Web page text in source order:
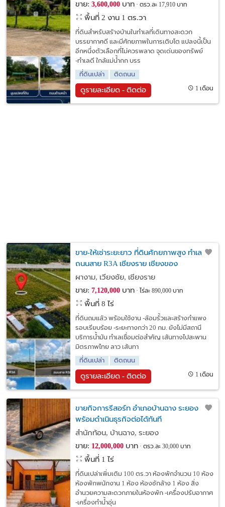
ขาย: 3,600,000บาท ตรว.ละ 17,910 บาท
พื้นที่ 2 งาน 1 ตร.วา
ที่ดินสำหรับสร้างบ้านในทำเลที่เดินทางสะดวก
บรรยากาศดี และมีศักยภาพในการเติบโต แปลงนี้เป็น
อีกหนึ่งตัวเลือกที่ไม่ควรพลาด จุดเด่นของทรัพย์
-ทำเลดี ใกล้แม่น้ำกก บรร
ที่ดินเปล่า
ติดถนน
ดูรายละเอียด - ติดต่อ 1 เดือน
ขาย-ให้เช่าระยะยาว ที่ดินศักยภาพสูง ทำเลติด
ถนนสาย R3A เชียงราย เชียงของ
ผางาม, เวียงชัย, เชียงราย
ขาย: 7,120,000บาท ไร่ละ 890,000 บาท
พื้นที่ 8 ไร่
ที่ดินถมแล้ว พร้อมใช้งาน -ล้อมรั้วและสร้างกำแพง
รอบเรียบร้อย -ระยะทางกว่า 20 กม. ยังไม่มีสถานี
บริการน้ำมัน ทำเลเชื่อมต่อสำคัญ เส้นทางไปสะพาน
มิตรภาพไทย ลาว เส้นทา
ที่ดินเปล่า
ติดถนน
ดูรายละเอียด - ติดต่อ 1 เดือน
ขายกิจการรีสอร์ท อำเภอบ้านฉาง ระยอง
พร้อมดำเนินธุรกิจต่อได้ทันที
สำนักท้อน, บ้านฉาง, ระยอง
ขาย: 12,000,000บาท ตรว.ละ 30,000 บาท
พื้นที่ 1 ไร่
ที่ดินเปล่าเพิ่มเติม 100 ตร.วา ห้องพักจำนวน 10 ห้อง
ห้องพักพนักงาน 1 ห้อง ห้องซักล้าง 1 ห้อง สิ่ง
อำนวยความสะดวกภายในห้องพัก -เครื่องปรับอากาศ
-เครื่องทำน้ำอุ่น